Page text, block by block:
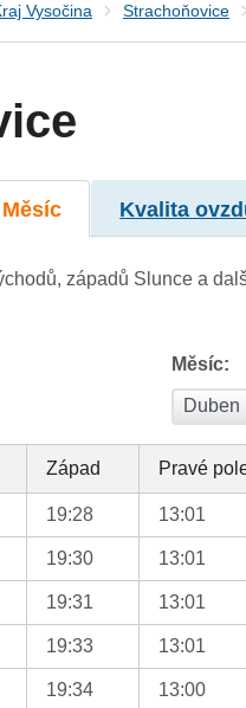
Vysočina Strachoňovice
Kvalita
západů Slunce a
Měsíc:
Západ Pravé
19:28 13:01
19:30 13:01
19:31 13:01
19:33 13:01
19:34 13:00